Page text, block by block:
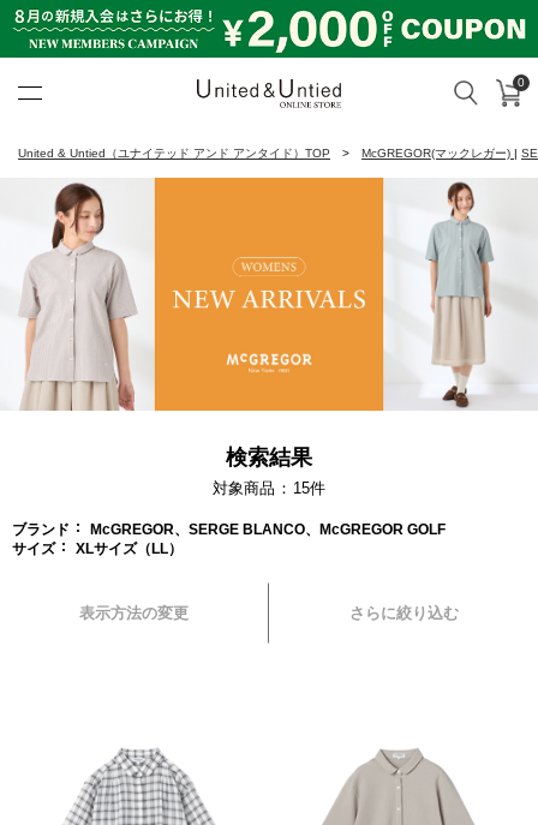
検索 カ
0
United & Untied（ユナイテッド アンド アンタイド）TOP McGREGOR(マックレガー) |
検索結果
対象商品 15件
ブランド
McGREGOR、SERGE BLANCO、McGREGOR GOLF
サイズ
XLサイズ（LL）
表示方法の変更 さらに絞り込む